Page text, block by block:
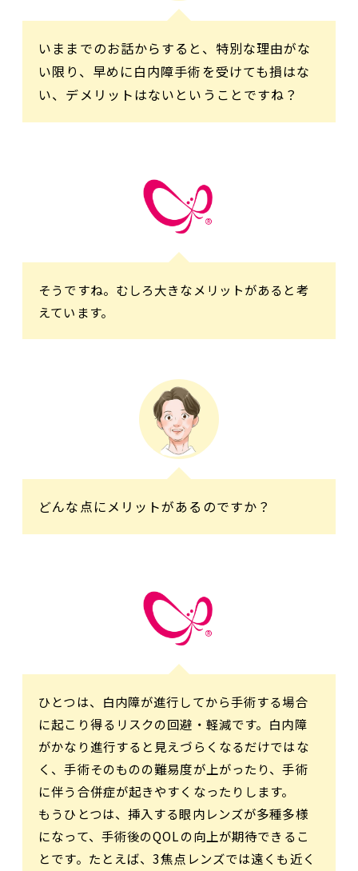
いままでのお話からすると、特別な理由がな
い限り、早めに白内障手術を受けても損はな
い、デメリットはないということですね？
そうですね。むしろ大きなメリットがあると考
えています。
どんな点にメリットがあるのですか？
ひとつは、白内障が進行してから手術する場合
に起こり得るリスクの回避・軽減です。白内障
がかなり進行すると見えづらくなるだけではな
く、手術そのものの難易度が上がったり、手術
に伴う合併症が起きやすくなったりします。
もうひとつは、挿入する眼内レンズが多種多様
になって、手術後のQOLの向上が期待できるこ
とです。たとえば、3焦点レンズでは遠くも近く